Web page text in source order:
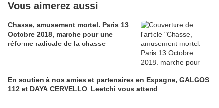
Vous aimerez aussi
Chasse, amusement mortel. Paris 13
Octobre 2018, marche pour une
réforme radicale de la chasse
En soutien à nos amies et partenaires en Espagne, GALGOS
112 et DAYA CERVELLO, Leetchi vous attend